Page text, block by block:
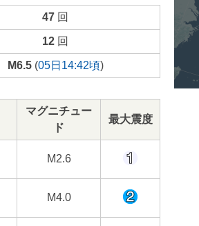
47 回
12 回
M6.5(05日14:42頃)
マグニチュー
ド
最大震度
M2.6
M4.0